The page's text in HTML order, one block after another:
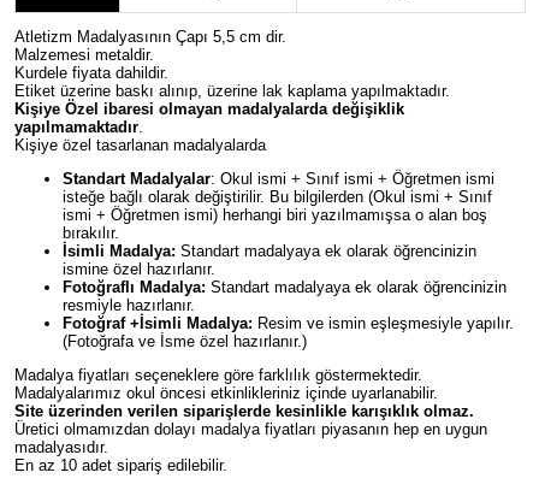
Atletizm Madalyasının Çapı 5,5 cm dir.
Malzemesi metaldir.
Kurdele fiyata dahildir.
Etiket üzerine baskı alınıp, üzerine lak kaplama yapılmaktadır.
Kişiye Özel ibaresi olmayan madalyalarda değişiklik
yapılmamaktadır.
Kişiye özel tasarlanan madalyalarda
Standart Madalyalar: Okul ismi + Sınıf ismi + Öğretmen ismi
isteğe bağlı olarak değiştirilir. Bu bilgilerden (Okul ismi + Sınıf
ismi + Öğretmen ismi) herhangi biri yazılmamışsa o alan boş
bırakılır.
İsimli Madalya: Standart madalyaya ek olarak öğrencinizin
ismine özel hazırlanır.
Fotoğraflı Madalya: Standart madalyaya ek olarak öğrencinizin
resmiyle hazırlanır.
Fotoğraf +İsimli Madalya: Resim ve ismin eşleşmesiyle yapılır.
(Fotoğrafa ve İsme özel hazırlanır.)
Madalya fiyatları seçeneklere göre farklılık göstermektedir.
Madalyalarımız okul öncesi etkinlikleriniz içinde uyarlanabilir.
Site üzerinden verilen siparişlerde kesinlikle karışıklık olmaz.
Üretici olmamızdan dolayı madalya fiyatları piyasanın hep en uygun
madalyasıdır.
En az 10 adet sipariş edilebilir.